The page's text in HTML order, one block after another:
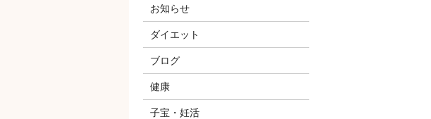
お知らせ
ダイエット
ブログ
健康
子宝・妊活